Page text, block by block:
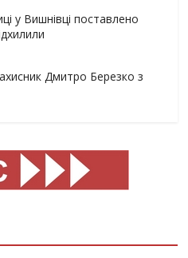
у Вишнівці поставлено
Дмитро Березко з